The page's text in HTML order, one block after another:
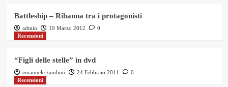
Battleship – Rihanna tra i protagonisti
admin 19 Marzo 2012
0
Recensioni
“Figli delle stelle” in dvd
emanuele.zambon 24 Febbraio 2011
0
Recensioni